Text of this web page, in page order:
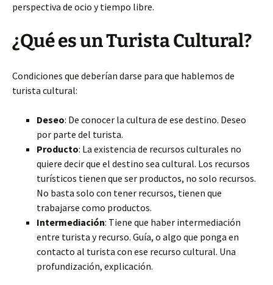
perspectiva de ocio y tiempo libre.
¿Qué es un Turista Cultural?
Condiciones que deberían darse para que hablemos de
turista cultural:
Deseo: De conocer la cultura de ese destino. Deseo
por parte del turista.
Producto: La existencia de recursos culturales no
quiere decir que el destino sea cultural. Los recursos
turísticos tienen que ser productos, no solo recursos.
No basta solo con tener recursos, tienen que
trabajarse como productos.
Intermediación: Tiene que haber intermediación
entre turista y recurso. Guía, o algo que ponga en
contacto al turista con ese recurso cultural. Una
profundización, explicación.